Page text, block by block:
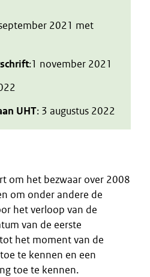
2021 met
:1 november 2021
UHT: 3 augustus 2022
om het bezwaar over 2008
om onder andere de
het verloop van de
van de eerste
het moment van de
te kennen en een
toe te kennen.